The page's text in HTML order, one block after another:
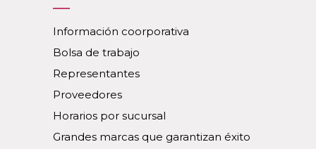
Información coorporativa
Bolsa de trabajo
Representantes
Proveedores
Horarios por sucursal
Grandes marcas que garantizan éxito